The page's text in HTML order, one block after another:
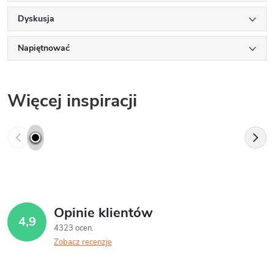
Dyskusja
Napiętnować
Więcej inspiracji
4,9 Opinie klientów
4323 ocen
Zobacz recenzje